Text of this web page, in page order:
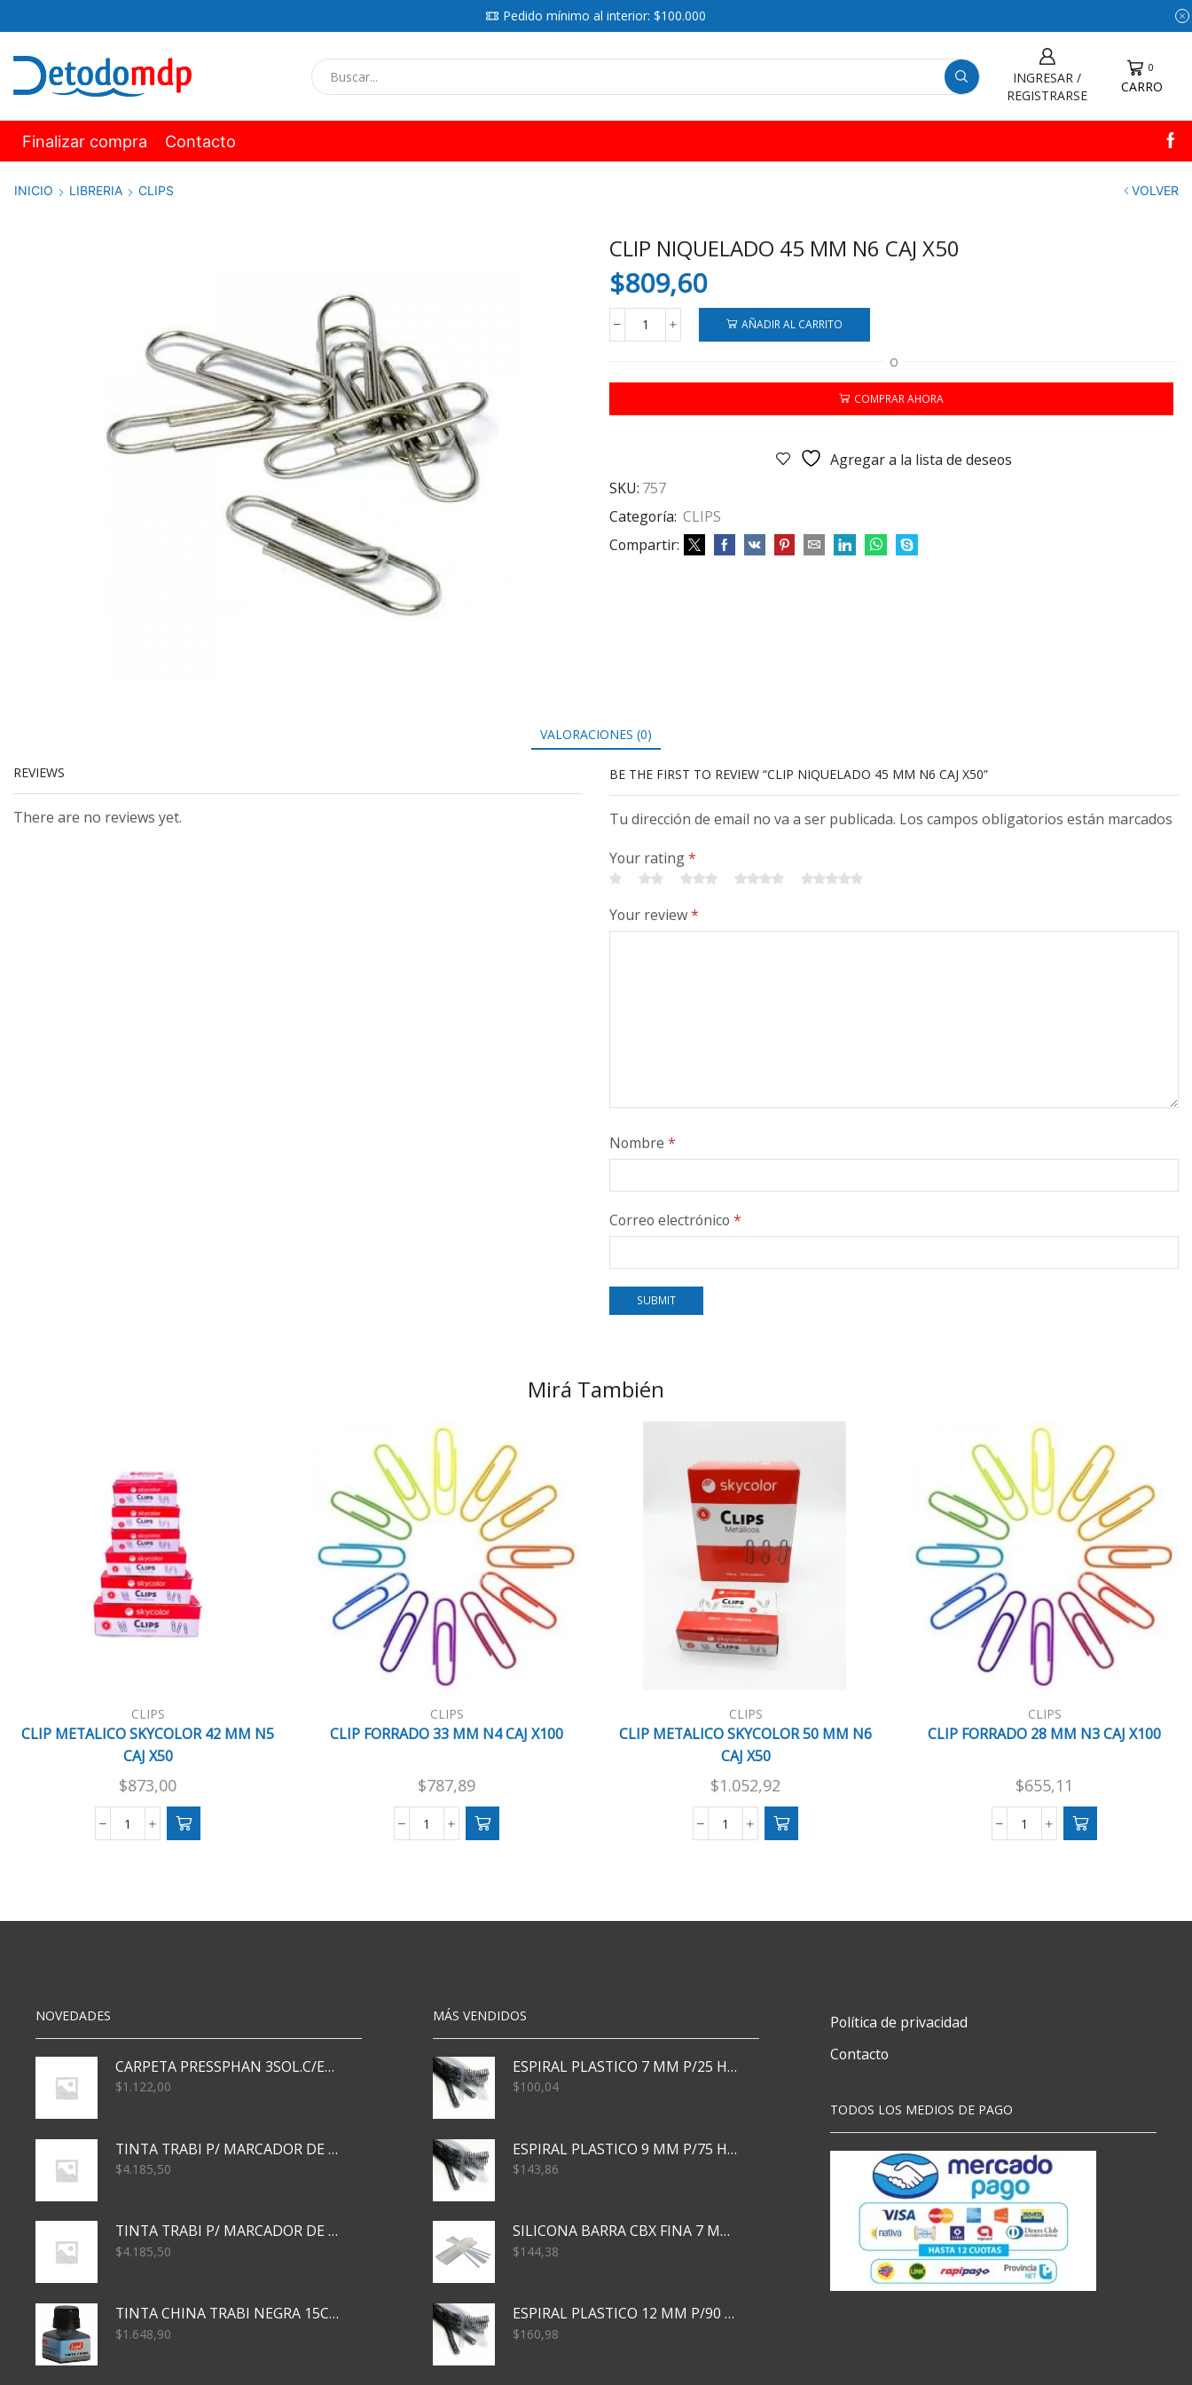
Pedido mínimo al interior: $100.000
INGRESAR /
REGISTRARSE
0
CARRO
Finalizar compra Contacto
INICIO LIBRERIA CLIPS VOLVER
CLIP NIQUELADO 45 MM N6 CAJ X50
$809,60
CLIP
MM
CAJ
AÑADIR AL CARRITO
O
COMPRAR AHORA
Agregar a la lista de deseos
SKU: 757
Categoría: CLIPS
Compartir:
VALORACIONES (0)
REVIEWS
There are no reviews yet.
BE THE FIRST TO REVIEW “CLIP NIQUELADO 45 MM N6 CAJ X50”
Tu dirección de email no va a ser publicada. Los campos obligatorios están marcados
Your rating*
Your review*
Nombre *
Correo electrónico *
Mirá También
CLIPS
CLIP METALICO SKYCOLOR 42 MM N5
CAJ X50
$873,00
CLIP
N5
CLIPS
CLIP FORRADO 33 MM N4 CAJ X100
$787,89
CLIP
CAJ
CLIPS
CLIP METALICO SKYCOLOR 50 MM N6
CAJ X50
$1.052,92
CLIP
N6
CLIPS
CLIP FORRADO 28 MM N3 CAJ X100
$655,11
CLIP
CAJ
NOVEDADES
CARPETA PRESSPHAN 3SOL.C/ELAST MARRON A4 P01A
$1.122,00
TINTA TRABI P/ MARCADOR DE PIZARRA x30ml AZUL
$4.185,50
TINTA TRABI P/ MARCADOR DE PIZARRA x30ml ROJO
$4.185,50
TINTA CHINA TRABI NEGRA 15CC TR3460
$1.648,90
MÁS VENDIDOS
ESPIRAL PLASTICO 7 MM P/25 HJS X50x3000
$100,04
ESPIRAL PLASTICO 9 MM P/75 HJS X50X2400
$143,86
SILICONA BARRA CBX FINA 7 MM 28 CM
$144,38
ESPIRAL PLASTICO 12 MM P/90 HJS X50X1500
$160,98
Política de privacidad
Contacto
TODOS LOS MEDIOS DE PAGO